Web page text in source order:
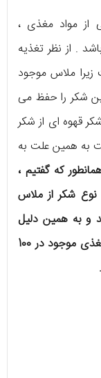
از مواد مغذی ،
. از نظر تغذیه
ملاس موجود
شکر را حفظ می
قهوه ای از شکر
به همین علت به
همانطور که گفتیم ،
نوع شکر از ملاس
و به همین دلیل
است که ارزش غذایی بالایی هم دارد . مواد مغذی موجود در 100